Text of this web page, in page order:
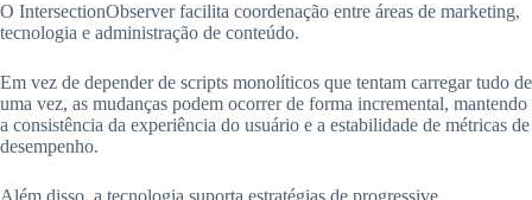
O IntersectionObserver facilita coordenação entre áreas de marketing,
tecnologia e administração de conteúdo.
Em vez de depender de scripts monolíticos que tentam carregar tudo de
uma vez, as mudanças podem ocorrer de forma incremental, mantendo
a consistência da experiência do usuário e a estabilidade de métricas de
desempenho.